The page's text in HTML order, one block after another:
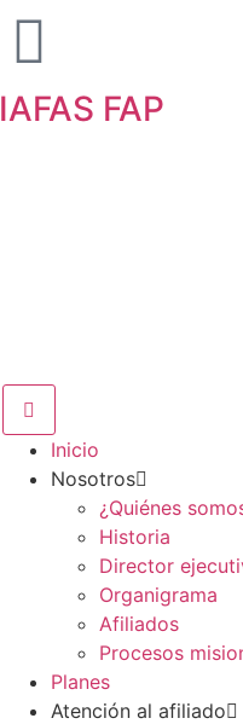
IAFAS FAP
Inicio
Nosotros
¿Quiénes
Historia
Director
Organigrama
Afiliados
Procesos
Planes
Atención al afiliado